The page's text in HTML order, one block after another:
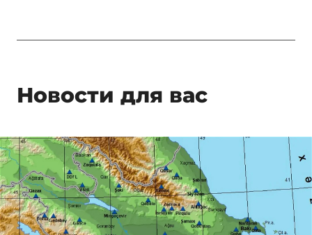
Новости для вас